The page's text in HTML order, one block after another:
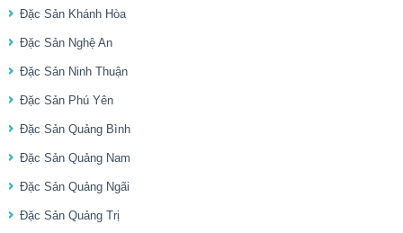
Đặc Sản Khánh Hòa
Đặc Sản Nghệ An
Đặc Sản Ninh Thuận
Đặc Sản Phú Yên
Đặc Sản Quảng Bình
Đặc Sản Quảng Nam
Đặc Sản Quảng Ngãi
Đặc Sản Quảng Trị